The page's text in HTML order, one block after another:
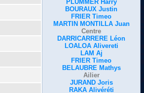
PLUMMER Harry
BOURAUX Justin
FRIER Timeo
MARTIN MONTILLA Juan
Centre
DARRICARRERE Léon
LOALOA Alivereti
LAM Aj
FRIER Timeo
BELAUBRE Mathys
Ailier
JURAND Joris
RAKA Alivéréti